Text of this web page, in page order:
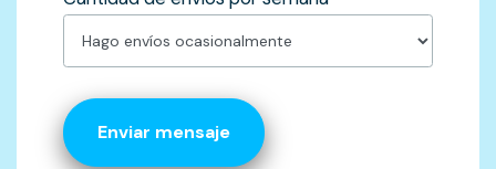
Enviar mensaje